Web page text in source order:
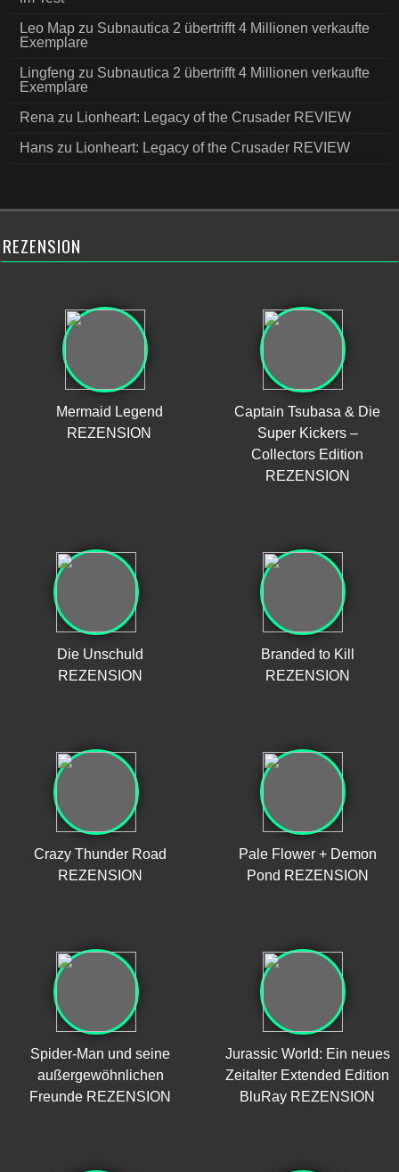
Leo Map zu Subnautica 2 übertrifft 4 Millionen verkaufte
Exemplare
Lingfeng zu Subnautica 2 übertrifft 4 Millionen verkaufte
Exemplare
Rena zu Lionheart: Legacy of the Crusader REVIEW
Hans zu Lionheart: Legacy of the Crusader REVIEW
REZENSION
Mermaid Legend
REZENSION
Captain Tsubasa & Die
Super Kickers –
Collectors Edition
REZENSION
Die Unschuld
REZENSION
Branded to Kill
REZENSION
Crazy Thunder Road
REZENSION
Pale Flower + Demon
Pond REZENSION
Spider-Man und seine
außergewöhnlichen
Freunde REZENSION
Jurassic World: Ein neues
Zeitalter Extended Edition
BluRay REZENSION